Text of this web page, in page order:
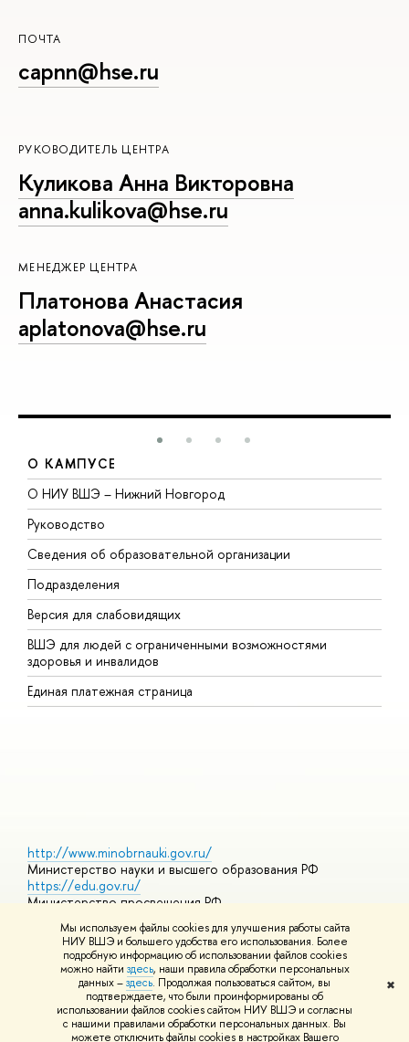
Мы используем файлы cookies для улучшения работы сайта
НИУ ВШЭ и большего удобства его использования. Более
подробную информацию об использовании файлов cookies
можно найти здесь, наши правила обработки персональных
данных –здесь. Продолжая пользоваться сайтом, вы
подтверждаете, что были проинформированы об
использовании файлов cookies сайтом НИУ ВШЭ и согласны
с нашими правилами обработки персональных данных. Вы
можете отключить файлы cookies в настройках Вашего
✖
ПОЧТА
capnn@hse.ru
РУКОВОДИТЕЛЬ ЦЕНТРА
Куликова Анна Викторовна
anna.kulikova@hse.ru
МЕНЕДЖЕР ЦЕНТРА
Платонова Анастасия
aplatonova@hse.ru
О КАМПУСЕ
О НИУ ВШЭ – Нижний Новгород
Руководство
Сведения об образовательной организации
Подразделения
Версия для слабовидящих
ВШЭ для людей с ограниченными возможностями
здоровья и инвалидов
Единая платежная страница
http://www.minobrnauki.gov.ru/
Министерство науки и высшего образования РФ
https://edu.gov.ru/
Министерство просвещения РФ
Массовые открытые онлайн-курсы
© НИУ ВШЭ 1993–2026 Адреса и контактыУсловия
использования материалов Политика конфиденциальности
Шрифты HSE Sans и HSE Slab разработаны вШколе дизайна НИУ